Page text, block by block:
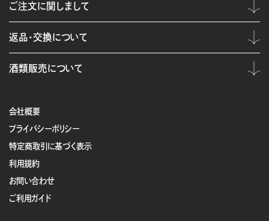
会社概要
プライバシーポリシー
特定商取引に基づく表示
利用規約
お問い合わせ
ご利用ガイド
ご注文に関しまして
返品・交換について
酒類販売について